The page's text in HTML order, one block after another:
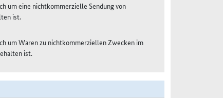
um eine nichtkommerzielle Sendung von
ist.
um Waren zu nichtkommerziellen Zwecken im
ist.